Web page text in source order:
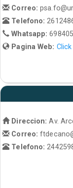
Correo:
Telefono:
Whatsapp:
Pagina Web:
Direccion: Av.
Correo:
Telefono: